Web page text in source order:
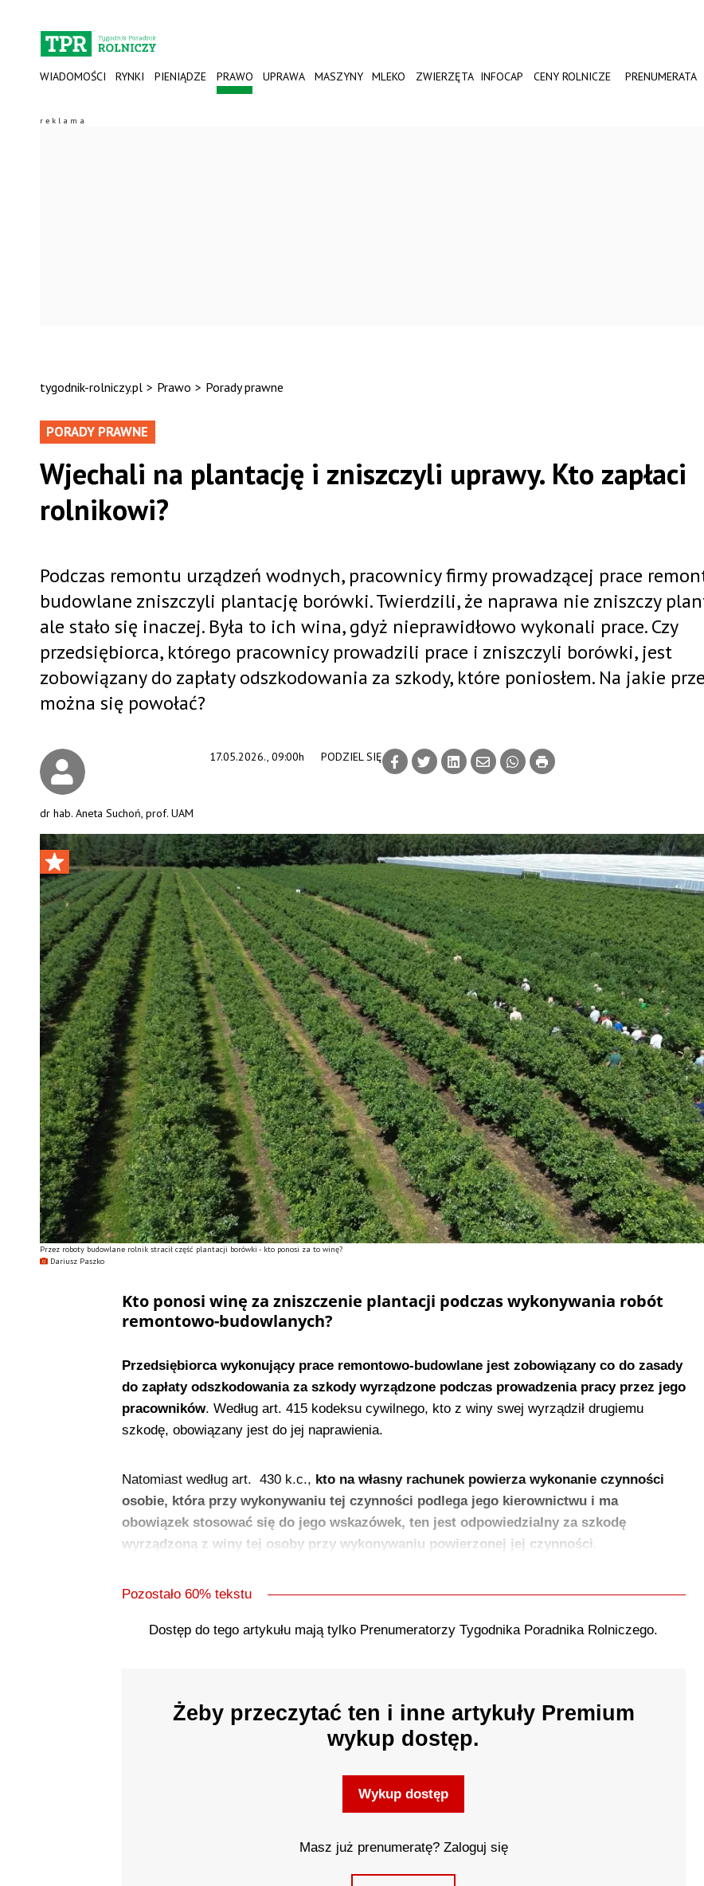
WIADOMOŚCI RYNKI PIENIĄDZE PRAWO UPRAWA MASZYNY MLEKO ZWIERZĘTA INFOCAP CENY ROLNICZE PRENUMERATA
tygodnik-rolniczy.pl > Prawo > Porady prawne
Przez roboty budowlane rolnik stracił część plantacji borówki - kto ponosi za to winę?
Dariusz Paszko
PORADY PRAWNE
Wjechali na plantację i zniszczyli uprawy. Kto zapłaci
rolnikowi?
17.05.2026., 09:00h
dr hab. Aneta Suchoń, prof. UAM
PODZIEL SIĘ
Podczas remontu urządzeń wodnych, pracownicy firmy prowadzącej prace
budowlane zniszczyli plantację borówki. Twierdzili, że naprawa nie zniszczy
ale stało się inaczej. Była to ich wina, gdyż nieprawidłowo wykonali prace. Czy
przedsiębiorca, którego pracownicy prowadzili prace i zniszczyli borówki, jest
zobowiązany do zapłaty odszkodowania za szkody, które poniosłem. Na jakie
można się powołać?
Kto ponosi winę za zniszczenie plantacji podczas wykonywania robót
remontowo-budowlanych?
Przedsiębiorca wykonujący prace remontowo-budowlane jest zobowiązany co do zasady
do zapłaty odszkodowania za szkody wyrządzone podczas prowadzenia pracy przez jego
pracowników. Według art. 415 kodeksu cywilnego, kto z winy swej wyrządził drugiemu
szkodę, obowiązany jest do jej naprawienia.
Natomiast według art. 430 k.c., kto na własny rachunek powierza wykonanie czynności
osobie, która przy wykonywaniu tej czynności podlega jego kierownictwu i ma
obowiązek stosować się do jego wskazówek, ten jest odpowiedzialny za szkodę
wyrządzoną z winy tej osoby przy wykonywaniu powierzonej jej czynności
Pozostało 60% tekstu
Dostęp do tego artykułu mają tylko Prenumeratorzy Tygodnika Poradnika Rolniczego.
Żeby przeczytać ten i inne artykuły Premium
wykup dostęp.
Wykup dostęp
Masz już prenumeratę? Zaloguj się